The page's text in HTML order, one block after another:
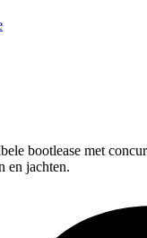
bootlease met
en jachten.